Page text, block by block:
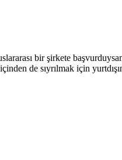
bir şirkete
de sıyrılmak için